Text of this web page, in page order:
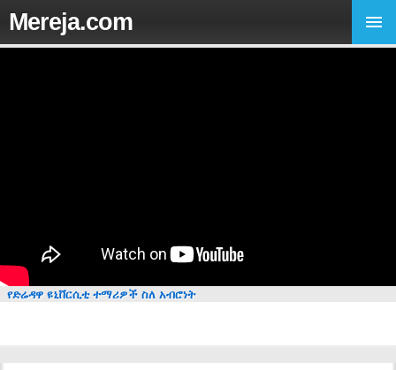
Mereja.com
የድሬዳዋ ዩኒቨርሲቲ ተማሪዎች ስለ አብሮነት